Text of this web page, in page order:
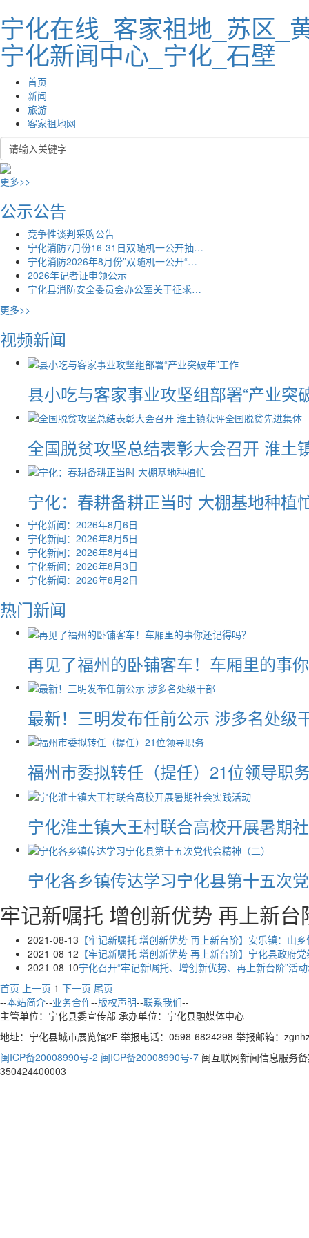
宁化在线_客家祖地_苏区_
宁化新闻中心_宁化_石壁
首页
新闻
旅游
客家祖地网
更多>>
公示公告
竞争性谈判采购公告
宁化消防7月份16-31日双随机一公开抽…
宁化消防2026年8月份”双随机一公开“…
2026年记者证申领公示
宁化县消防安全委员会办公室关于征求…
更多>>
视频新闻
县小吃与客家事业攻坚组部署“产业突
全国脱贫攻坚总结表彰大会召开 淮土
宁化：春耕备耕正当时 大棚基地种植
宁化新闻：2026年8月6日
宁化新闻：2026年8月5日
宁化新闻：2026年8月4日
宁化新闻：2026年8月3日
宁化新闻：2026年8月2日
热门新闻
再见了福州的卧铺客车！车厢里的事
最新！三明发布任前公示 涉多名处级
福州市委拟转任（提任）21位领导职
宁化淮土镇大王村联合高校开展暑期
宁化各乡镇传达学习宁化县第十五次
牢记新嘱托 增创新优势 再上新台
2021-08-13 【牢记新嘱托 增创新优势 再上新台阶】安乐镇：山
2021-08-12 【牢记新嘱托 增创新优势 再上新台阶】宁化县政府
2021-08-10宁化召开“牢记新嘱托、增创新优势、再上新台阶”活
首页 上一页 1 下一页 尾页
--本站简介--业务合作--版权声明--联系我们--
主管单位：宁化县委宣传部 承办单位：宁化县融媒体中心
地址：宁化县城市展览馆2F 举报电话：0598-6824298 举报邮箱：
闽ICP备20008990号-2 闽ICP备20008990号-7 闽互联网新闻信息服务
350424400003